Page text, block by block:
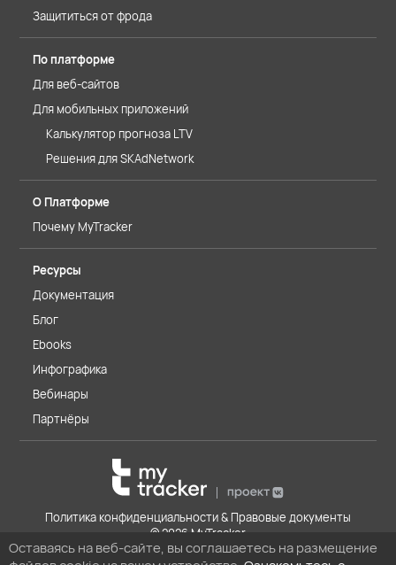
Оставаясь на веб-сайте, вы соглашаетесь на размещение
Защититься от фрода
По платформе
Для веб-сайтов
Для мобильных приложений
Калькулятор прогноза LTV
Решения для SKAdNetwork
О Платформе
Почему MyTracker
Ресурсы
Документация
Блог
Ebooks
Инфографика
Вебинары
Партнёры
Политика конфиденциальности & Правовые документы
© 2026 MyTracker